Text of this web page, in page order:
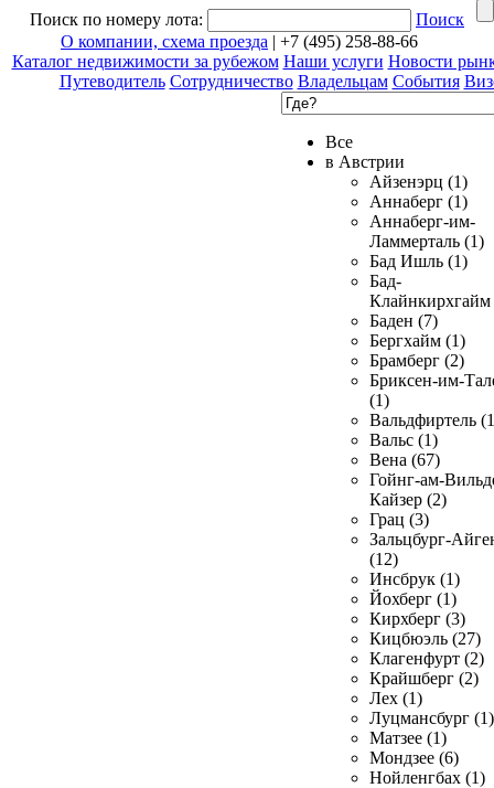
Поиск по номеру лота:
Поиск
О компании, схема проезда | +7 (495) 258-88-66
Каталог недвижимости за рубежом Наши услуги Новости
Путеводитель Сотрудничество Владельцам События
Все
в Австрии
Айзенэрц (1)
Аннаберг (1)
Аннаберг-им-
Ламмерталь (1)
Бад Ишль (1)
Бад-
Клайнкирхгайм
Баден (7)
Бергхайм (1)
Брамберг (2)
Бриксен-им-
(1)
Вальдфиртель
Вальс (1)
Вена (67)
Гойнг-ам-
Кайзер (2)
Грац (3)
Зальцбург-
(12)
Инсбрук (1)
Йохберг (1)
Кирхберг (3)
Кицбюэль (27)
Клагенфурт (2)
Крайшберг (2)
Лех (1)
Луцмансбург (1)
Матзее (1)
Мондзее (6)
Нойленгбах (1)